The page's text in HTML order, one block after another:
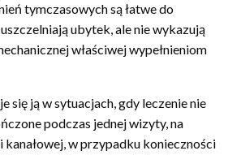
tymczasowych są łatwe do
ubytek, ale nie wykazują
właściwej wypełnieniom
się ją w sytuacjach, gdy leczenie nie
podczas jednej wizyty, na
kanałowej, w przypadku konieczności